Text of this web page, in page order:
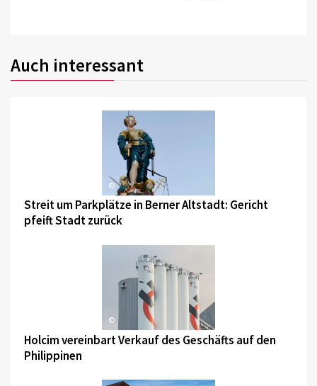
Auch interessant
©
Streit um Parkplätze in Berner Altstadt: Gericht
pfeift Stadt zurück
©
Holcim vereinbart Verkauf des Geschäfts auf den
Philippinen